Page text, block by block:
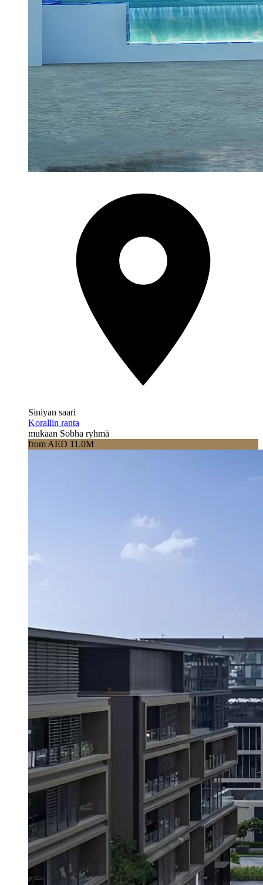
Siniyan saari
Korallin ranta
mukaan Sobha ryhmä
from AED 11.0M